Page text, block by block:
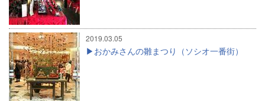
2019.03.05
おかみさんの雛まつり（ソシオ一番街）